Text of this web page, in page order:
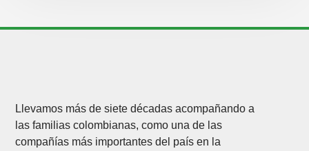
Llevamos más de siete décadas acompañando a
las familias colombianas, como una de las
compañías más importantes del país en la